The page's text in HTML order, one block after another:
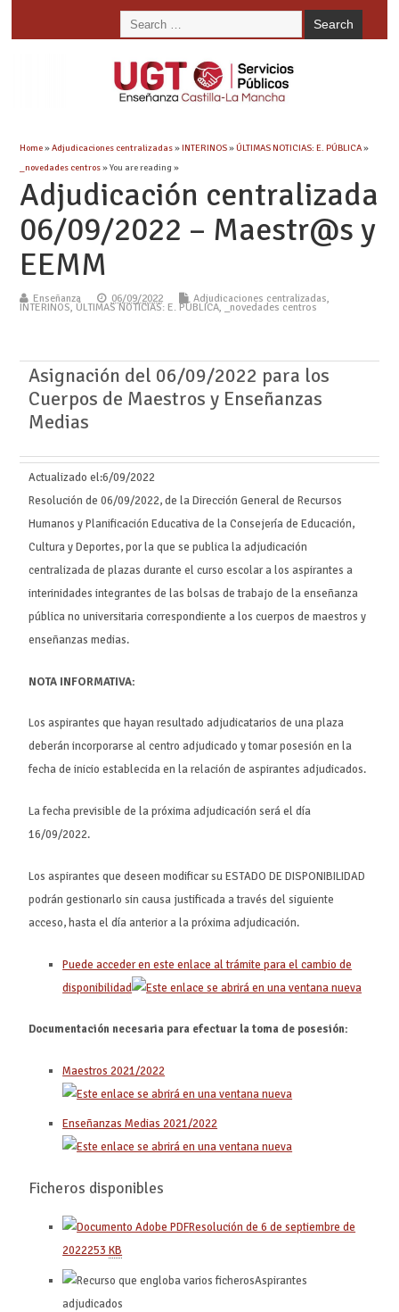
Home»Adjudicaciones centralizadas»INTERINOS»ÚLTIMAS NOTICIAS: E. PÚBLICA»
_novedades centros» You are reading »
Adjudicación centralizada
06/09/2022 – Maestr@s y
EEMM
Enseñanza 06/09/2022 Adjudicaciones centralizadas,
INTERINOS, ÚLTIMAS NOTICIAS: E. PÚBLICA, _novedades centros
Asignación del 06/09/2022 para los
Cuerpos de Maestros y Enseñanzas
Medias
Actualizado el:6/09/2022
Resolución de 06/09/2022, de la Dirección General de Recursos
Humanos y Planificación Educativa de la Consejería de Educación,
Cultura y Deportes, por la que se publica la adjudicación
centralizada de plazas durante el curso escolar a los aspirantes a
interinidades integrantes de las bolsas de trabajo de la enseñanza
pública no universitaria correspondiente a los cuerpos de maestros y
enseñanzas medias.
NOTA INFORMATIVA:
Los aspirantes que hayan resultado adjudicatarios de una plaza
deberán incorporarse al centro adjudicado y tomar posesión en la
fecha de inicio establecida en la relación de aspirantes adjudicados.
La fecha previsible de la próxima adjudicación será el día
16/09/2022.
Los aspirantes que deseen modificar su ESTADO DE DISPONIBILIDAD
podrán gestionarlo sin causa justificada a través del siguiente
acceso, hasta el día anterior a la próxima adjudicación.
Puede acceder en este enlace al trámite para el cambio de
disponibilidad
Documentación necesaria para efectuar la toma de posesión:
Maestros 2021/2022
Enseñanzas Medias 2021/2022
Ficheros disponibles
Resolución de 6 de septiembre de
2022253KB
Aspirantes
adjudicados